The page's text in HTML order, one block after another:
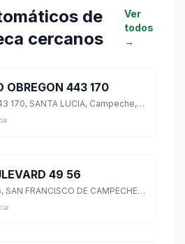
de
cercanos
Ver
todos
→
OBREGON 443 170
ALVARO OBREGON 443 170, SANTA LUCIA, Campeche, Campeche
49 56
AV BOULEVARD 49 56, SAN FRANCISCO DE CAMPECHE CENTRO., Campeche, Campeche